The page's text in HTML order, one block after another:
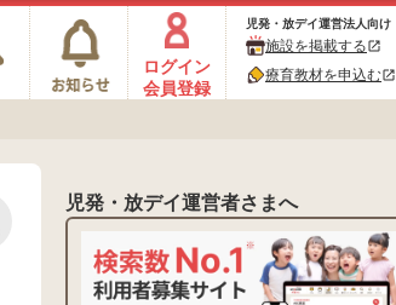
ログイン
会員登録
児発・放デイ運営法人向け
施設を掲載するopen_in_new
療育教材を申込むopen_in_new
児発・放デイ運営者さまへ